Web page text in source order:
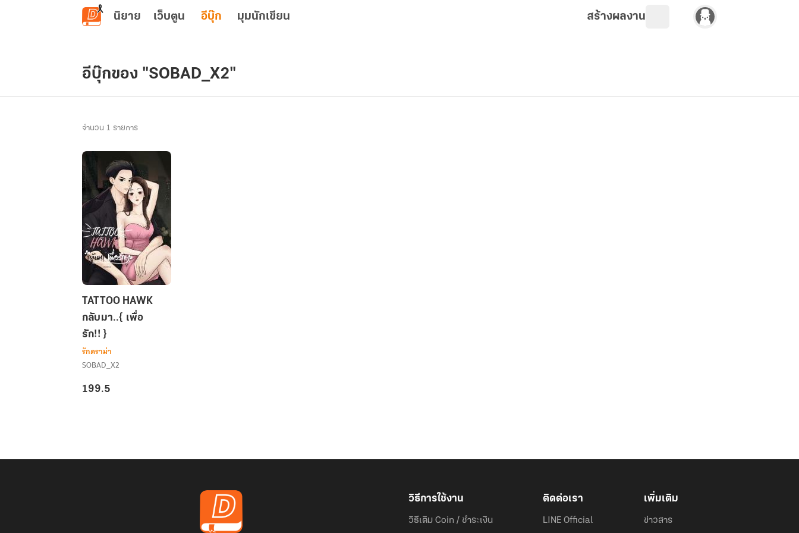
ข้ามไปยังเนื้อหาหลัก
นิยาย เว็บตูน อีบุ๊ก มุมนักเขียน สร้างผลงาน
อีบุ๊กของ "SOBAD_X2"
จำนวน 1 รายการ
HAWK
กลับ
มา..
{
เพื่อ
}
TATTOO HAWK
กลับมา..{ เพื่อ
รัก!! }
รักดราม่า
SOBAD_X2
199.5
วิธีการใช้งาน
วิธีเติม Coin / ชำระเงิน
ติดต่อเรา
LINE Official
เพิ่มเติม
ข่าวสาร